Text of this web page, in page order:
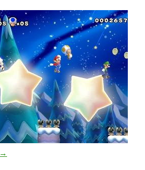
Trucchi di New Super Mario Bros. U
→